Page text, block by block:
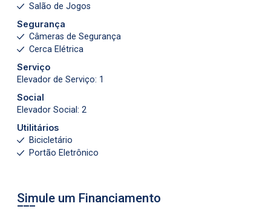
Salão de Jogos
Segurança
Câmeras de Segurança
Cerca Elétrica
Serviço
Elevador de Serviço: 1
Social
Elevador Social: 2
Utilitários
Bicicletário
Portão Eletrônico
Simule um Financiamento